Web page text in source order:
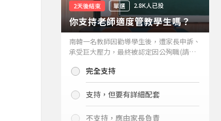
2天後結束 單選 2.8K人已投
你支持老師適度管教學生嗎？
南韓一名教師因勸導學生後，遭家長申訴、
承受巨大壓力，最終被認定因公殉職(請見
你支持老師適度管教學生嗎？
完全支持
支持，但要有詳細配套
不支持，應由家長負責